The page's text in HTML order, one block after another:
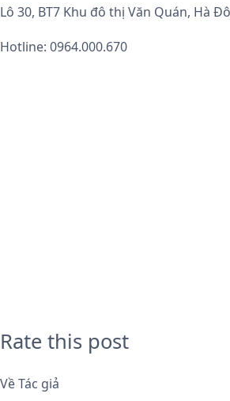
Lô 30, BT7 Khu đô thị Văn Quán, Hà
Hotline: 0964.000.670
Rate this post
Về Tác giả